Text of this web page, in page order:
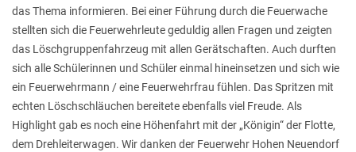
das Thema informieren. Bei einer Führung durch die Feuerwache
stellten sich die Feuerwehrleute geduldig allen Fragen und zeigten
das Löschgruppenfahrzeug mit allen Gerätschaften. Auch durften
sich alle Schülerinnen und Schüler einmal hineinsetzen und sich wie
ein Feuerwehrmann / eine Feuerwehrfrau fühlen. Das Spritzen mit
echten Löschschläuchen bereitete ebenfalls viel Freude. Als
Highlight gab es noch eine Höhenfahrt mit der „Königin“ der Flotte,
dem Drehleiterwagen. Wir danken der Feuerwehr Hohen Neuendorf